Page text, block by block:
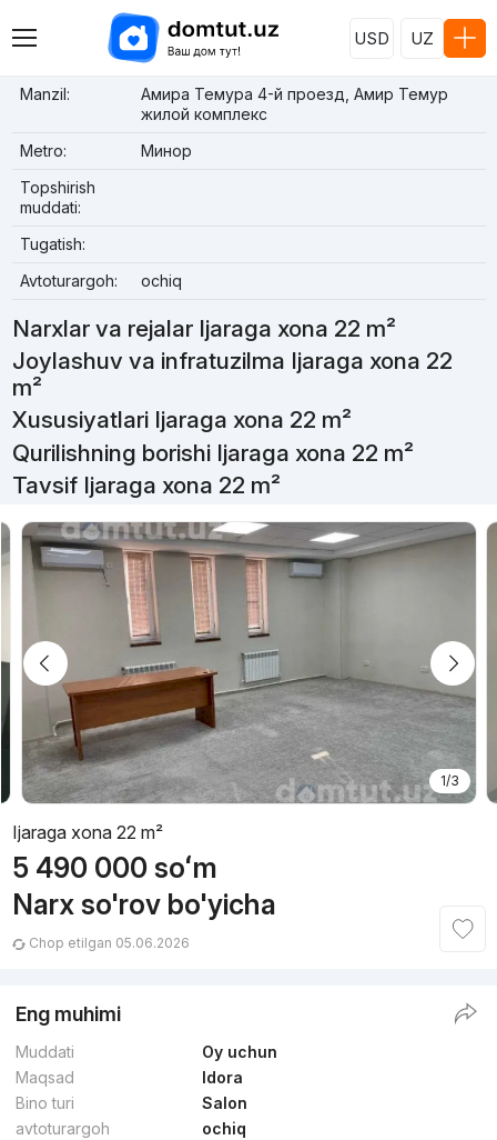
USD UZ
Manzil:
Амира Темура 4-й проезд, Амир Темур
жилой комплекс
Metro:
Минор
Topshirish
muddati:
Tugatish:
Avtoturargoh:
ochiq
Narxlar va rejalar Ijaraga xona 22 m²
Joylashuv va infratuzilma Ijaraga xona 22
m²
Xususiyatlari Ijaraga xona 22 m²
Qurilishning borishi Ijaraga xona 22 m²
Tavsif Ijaraga xona 22 m²
1/3
Ijaraga xona 22 m²
5 490 000 soʻm
Narx so'rov bo'yicha
Chop etilgan 05.06.2026
Eng muhimi
Muddati
Oy uchun
Maqsad
Idora
Bino turi
Salon
avtoturargoh
ochiq